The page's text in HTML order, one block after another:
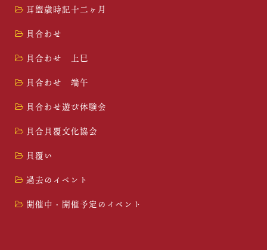
耳盥歳時記十二ヶ月
貝合わせ
貝合わせ 上巳
貝合わせ 端午
貝合わせ遊び体験会
貝合貝覆文化協会
貝覆い
過去のイベント
開催中・開催予定のイベント